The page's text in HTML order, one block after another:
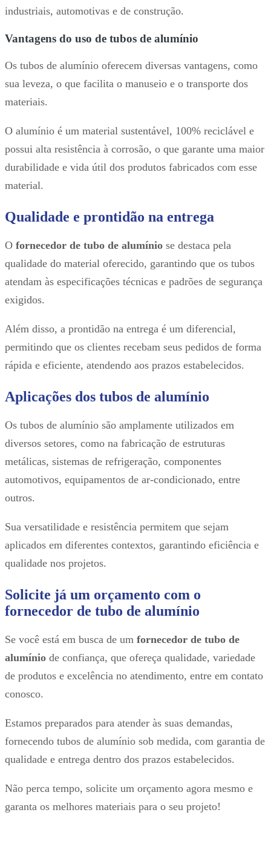
industriais, automotivas e de construção.
Vantagens do uso de tubos de alumínio
Os tubos de alumínio oferecem diversas vantagens, como
sua leveza, o que facilita o manuseio e o transporte dos
materiais.
O alumínio é um material sustentável, 100% reciclável e
possui alta resistência à corrosão, o que garante uma maior
durabilidade e vida útil dos produtos fabricados com esse
material.
Qualidade e prontidão na entrega
O fornecedor de tubo de alumínio se destaca pela
qualidade do material oferecido, garantindo que os tubos
atendam às especificações técnicas e padrões de segurança
exigidos.
Além disso, a prontidão na entrega é um diferencial,
permitindo que os clientes recebam seus pedidos de forma
rápida e eficiente, atendendo aos prazos estabelecidos.
Aplicações dos tubos de alumínio
Os tubos de alumínio são amplamente utilizados em
diversos setores, como na fabricação de estruturas
metálicas, sistemas de refrigeração, componentes
automotivos, equipamentos de ar-condicionado, entre
outros.
Sua versatilidade e resistência permitem que sejam
aplicados em diferentes contextos, garantindo eficiência e
qualidade nos projetos.
Solicite já um orçamento com o
fornecedor de tubo de alumínio
Se você está em busca de um fornecedor de tubo de
alumínio de confiança, que ofereça qualidade, variedade
de produtos e excelência no atendimento, entre em contato
conosco.
Estamos preparados para atender às suas demandas,
fornecendo tubos de alumínio sob medida, com garantia de
qualidade e entrega dentro dos prazos estabelecidos.
Não perca tempo, solicite um orçamento agora mesmo e
garanta os melhores materiais para o seu projeto!